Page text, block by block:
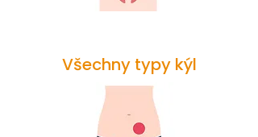
Všechny typy kýl